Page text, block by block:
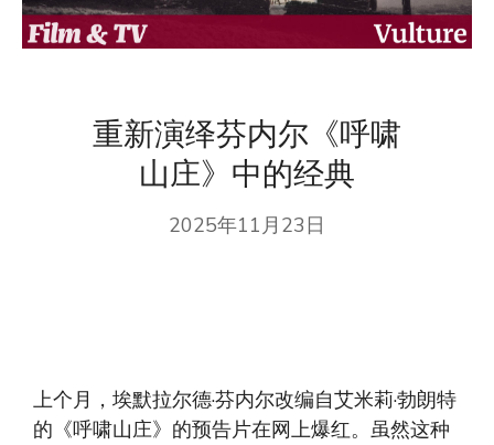
重新演绎芬内尔《呼啸
山庄》中的经典
2025年11月23日
上个月，埃默拉尔德·芬内尔改编自艾米莉·勃朗特
的《呼啸山庄》的预告片在网上爆红。虽然这种